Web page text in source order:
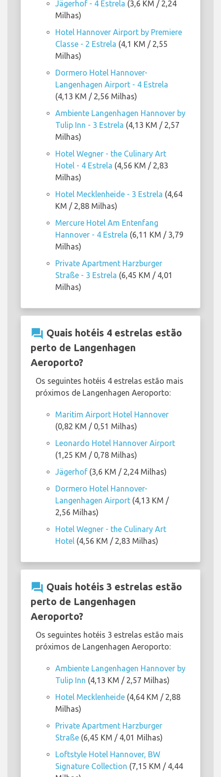
Jägerhof - 4 Estrela (3,6 KM / 2,24
Milhas)
Hotel Hannover Airport by Premiere
Classe - 2 Estrela (4,1 KM / 2,55
Milhas)
Dormero Hotel Hannover-
Langenhagen Airport - 4 Estrela
(4,13 KM / 2,56 Milhas)
Ambiente Langenhagen Hannover by
Tulip Inn - 3 Estrela (4,13 KM / 2,57
Milhas)
Hotel Wegner - the Culinary Art
Hotel - 4 Estrela (4,56 KM / 2,83
Milhas)
Hotel Mecklenheide - 3 Estrela (4,64
KM / 2,88 Milhas)
Mercure Hotel Am Entenfang
Hannover - 4 Estrela (6,11 KM / 3,79
Milhas)
Private Apartment Harzburger
Straße - 3 Estrela (6,45 KM / 4,01
Milhas)
question_answer Quais hotéis 4 estrelas estão
perto de Langenhagen
Aeroporto?
Os seguintes hotéis 4 estrelas estão mais
próximos de Langenhagen Aeroporto:
Maritim Airport Hotel Hannover
(0,82 KM / 0,51 Milhas)
Leonardo Hotel Hannover Airport
(1,25 KM / 0,78 Milhas)
Jägerhof (3,6 KM / 2,24 Milhas)
Dormero Hotel Hannover-
Langenhagen Airport (4,13 KM /
2,56 Milhas)
Hotel Wegner - the Culinary Art
Hotel (4,56 KM / 2,83 Milhas)
question_answer Quais hotéis 3 estrelas estão
perto de Langenhagen
Aeroporto?
Os seguintes hotéis 3 estrelas estão mais
próximos de Langenhagen Aeroporto:
Ambiente Langenhagen Hannover by
Tulip Inn (4,13 KM / 2,57 Milhas)
Hotel Mecklenheide (4,64 KM / 2,88
Milhas)
Private Apartment Harzburger
Straße (6,45 KM / 4,01 Milhas)
Loftstyle Hotel Hannover, BW
Signature Collection (7,15 KM / 4,44